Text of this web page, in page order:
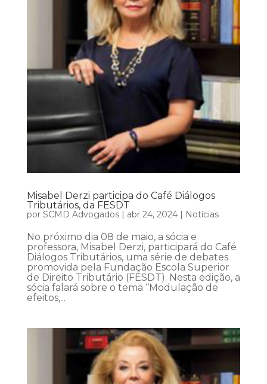
Misabel Derzi participa do Café Diálogos
Tributários, da FESDT
por SCMD Advogados| abr 24, 2024| Notícias
No próximo dia 08 de maio, a sócia e
professora, Misabel Derzi, participará do Café
Diálogos Tributários, uma série de debates
promovida pela Fundação Escola Superior
de Direito Tributário (FESDT). Nesta edição, a
sócia falará sobre o tema “Modulação de
efeitos,...